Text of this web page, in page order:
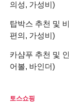
의성, 가성비)
탑박스 추천 및
편의, 가성비)
카샴푸 추천 및
어볼, 바인더)
토스쇼핑